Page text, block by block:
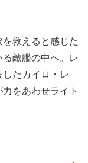
救えると感じた
敵艦の中へ。レ
たカイロ・レ
をあわせライト